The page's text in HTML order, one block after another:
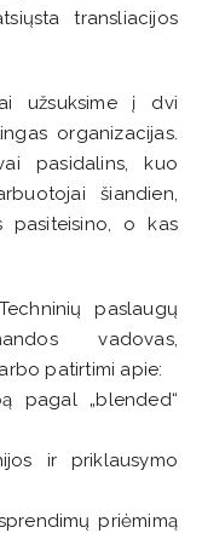
transliacijos
užsuksime į dvi
organizacijas.
pasidalins, kuo
šiandien,
pasiteisino, o kas
paslaugų
vadovas,
patirtimi apie:
pagal „blended“
ir priklausymo
priėmimą